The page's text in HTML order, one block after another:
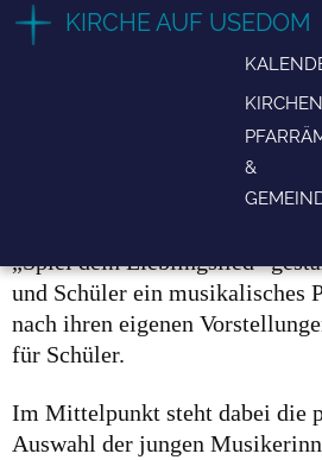
Zum
Inhalt
KIRCHE AUF USEDOM
KIRCHEN
&
11. May 2026 ,16:30 Uhr
„SPIEL DEIN LIEBLINGSLIED“ – EIN
„Spiel dein Lieblingslied“ – Ein
für Schüler in der Kirche Koserow
Am Montag, den 11. Mai 2026,
die Kreismusikschule Wolgast-
„Spiel dein Lieblingslied“
und Schüler ein musikalisches
nach ihren eigenen
für Schüler.
Im Mittelpunkt steht dabei die
Auswahl der jungen